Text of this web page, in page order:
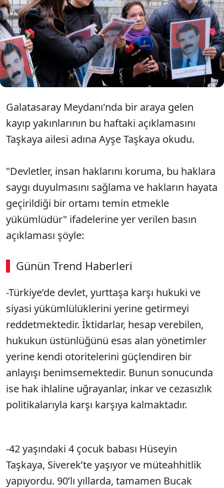
Galatasaray Meydanı’nda 1995 yılından beri
oturma eylemi yapan Cumartesi Anneleri/İnsanları
bu hafta da meydandaydı. Kayıp yakınları 1028.
haftada, 1993 yılında gözaltına alındıktan sonra
kendisinden bir daha haber alınamayan Hüseyin
Taşkaya’nın akıbetini sordu.
Galatasaray Meydanı'nda bir araya gelen
kayıp yakınlarının bu haftaki açıklamasını
Taşkaya ailesi adına Ayşe Taşkaya okudu.
"Devletler, insan haklarını koruma, bu haklara
saygı duyulmasını sağlama ve hakların hayata
geçirildiği bir ortamı temin etmekle
yükümlüdür" ifadelerine yer verilen basın
açıklaması şöyle:
Günün Trend Haberleri
SÖZCÜ SON DAKİKA
-Türkiye’de devlet, yurttaşa karşı hukuki ve
siyasi yükümlülüklerini yerine getirmeyi
reddetmektedir. İktidarlar, hesap verebilen,
hukukun üstünlüğünü esas alan yönetimler
yerine kendi otoritelerini güçlendiren bir
anlayışı benimsemektedir. Bunun sonucunda
ise hak ihlaline uğrayanlar, inkar ve cezasızlık
politikalarıyla karşı karşıya kalmaktadır.
-42 yaşındaki 4 çocuk babası Hüseyin
Taşkaya, Siverek’te yaşıyor ve müteahhitlik
yapıyordu. 90’lı yıllarda, tamamen Bucak